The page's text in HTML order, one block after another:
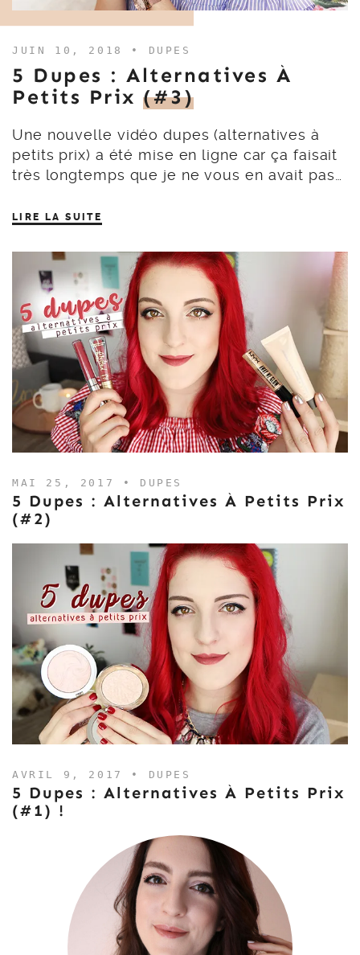
JUIN 10, 2018 • DUPES
5 Dupes : Alternatives À
Petits Prix (#3)
Une nouvelle vidéo dupes (alternatives à
petits prix) a été mise en ligne car ça faisait
très longtemps que je ne vous en avait pas…
LIRE LA SUITE
MAI 25, 2017 • DUPES
5 Dupes : Alternatives À Petits Prix
(#2)
AVRIL 9, 2017 • DUPES
5 Dupes : Alternatives À Petits Prix
(#1) !